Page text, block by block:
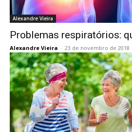
Alexandre Vieira
Problemas respiratórios:
Alexandre Vieira - 23 de novembro de 2018